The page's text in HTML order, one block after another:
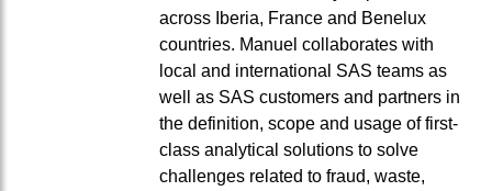
across Iberia, France and Benelux
countries. Manuel collaborates with
local and international SAS teams as
well as SAS customers and partners in
the definition, scope and usage of first-
class analytical solutions to solve
challenges related to fraud, waste,